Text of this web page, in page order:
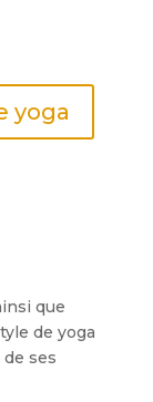
yoga
que
de yoga
ses